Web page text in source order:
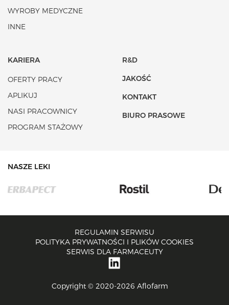
WYROBY MEDYCZNE
INNE
KARIERA
OFERTY PRACY
APLIKUJ
NASI PRACOWNICY
PROGRAM STAŻOWY
R&D
JAKOŚĆ
KONTAKT
BIURO PRASOWE
NASZE LEKI
REGULAMIN SERWISU
POLITYKA PRYWATNOŚCI I PLIKÓW COOKIES
SERWIS DLA FARMACEUTY
Copyright © 2020-2026 Aflofarm